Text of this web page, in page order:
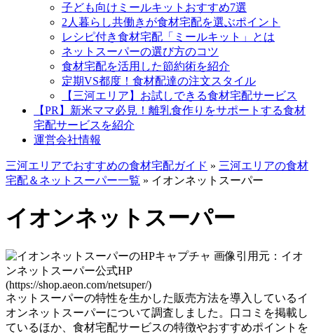
子ども向けミールキットおすすめ7選
2人暮らし共働きが食材宅配を選ぶポイント
レシピ付き食材宅配「ミールキット」とは
ネットスーパーの選び方のコツ
食材宅配を活用した節約術を紹介
定期VS都度！食材配達の注文スタイル
【三河エリア】お試しできる食材宅配サービス
【PR】新米ママ必見！離乳食作りをサポートする食材
宅配サービスを紹介
運営会社情報
三河エリアでおすすめの食材宅配ガイド » 三河エリアの食材
宅配＆ネットスーパー一覧 » イオンネットスーパー
イオンネットスーパー
画像引用元：イオ
ンネットスーパー公式HP
(https://shop.aeon.com/netsuper/)
ネットスーパーの特性を生かした販売方法を導入しているイ
オンネットスーパーについて調査しました。口コミを掲載し
ているほか、食材宅配サービスの特徴やおすすめポイントを